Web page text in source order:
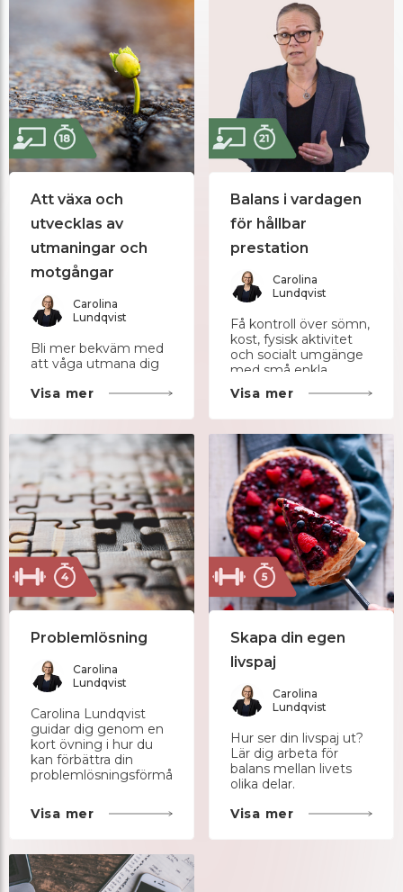
Att växa och
utvecklas av
utmaningar och
motgångar
Carolina
Lundqvist
Bli mer bekväm med
att våga utmana dig
Visa mer
Balans i vardagen
för hållbar
prestation
Carolina
Lundqvist
Få kontroll över sömn,
kost, fysisk aktivitet
och socialt umgänge
med små enkla
medel.
Visa mer
Problemlösning
Carolina
Lundqvist
Carolina Lundqvist
guidar dig genom en
kort övning i hur du
kan förbättra din
problemlösningsförmåga.
Visa mer
Skapa din egen
livspaj
Carolina
Lundqvist
Hur ser din livspaj ut?
Lär dig arbeta för
balans mellan livets
olika delar.
Visa mer